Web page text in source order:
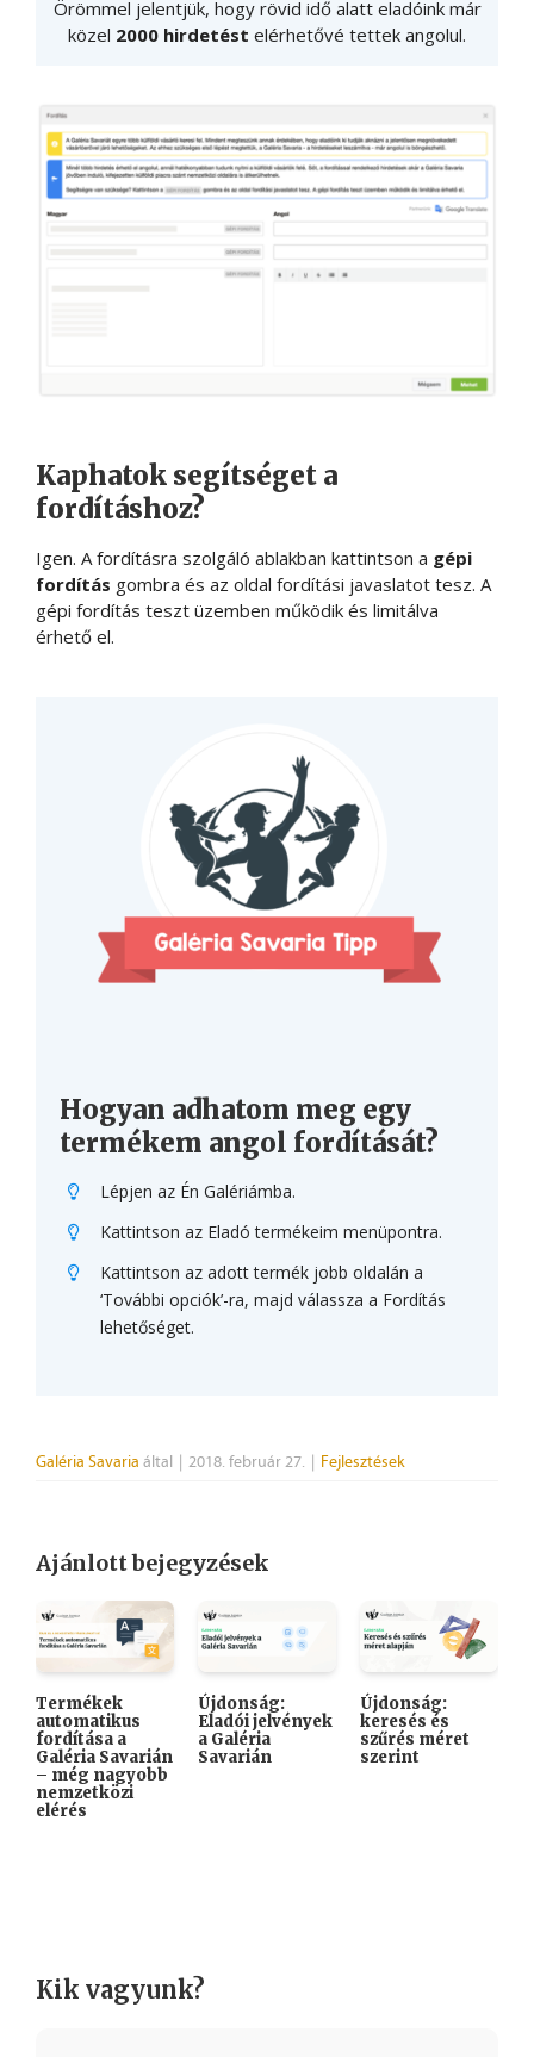
Örömmel jelentjük, hogy rövid idő alatt eladóink már
közel 2000 hirdetést elérhetővé tettek angolul.
Kaphatok segítséget a
fordításhoz?
Igen. A fordításra szolgáló ablakban kattintson a gépi
fordítás gombra és az oldal fordítási javaslatot tesz. A
gépi fordítás teszt üzemben működik és limitálva
érhető el.
Hogyan adhatom meg egy
termékem angol fordítását?
Lépjen az Én Galériámba.
Kattintson az Eladó termékeim menüpontra.
Kattintson az adott termék jobb oldalán a
‘További opciók’-ra, majd válassza a Fordítás
lehetőséget.
Galéria Savaria által | 2018. február 27. | Fejlesztések
Ajánlott bejegyzések
Termékek
automatikus
fordítása a
Galéria Savarián
– még nagyobb
nemzetközi
elérés
Újdonság:
Eladói jelvények
a Galéria
Savarián
Újdonság:
keresés és
szűrés méret
szerint
Kik vagyunk?